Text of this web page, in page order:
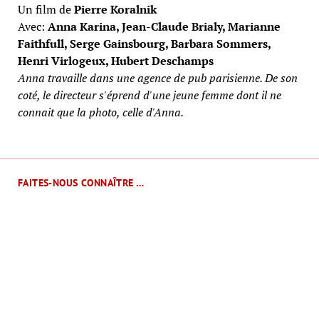
FAITES-NOUS CONNAÎTRE …
Un film dePierre Koralnik
Avec: Anna Karina, Jean-Claude Brialy, Marianne
Faithfull, Serge Gainsbourg, Barbara Sommers,
Henri Virlogeux, Hubert Deschamps
Anna travaille dans une agence de pub parisienne. De son
coté, le directeur s'éprend d'une jeune femme dont il ne
connait que la photo, celle d'Anna.